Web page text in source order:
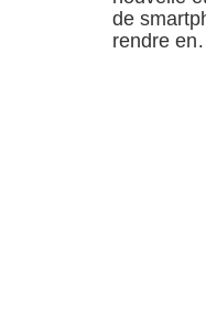
de
rendre